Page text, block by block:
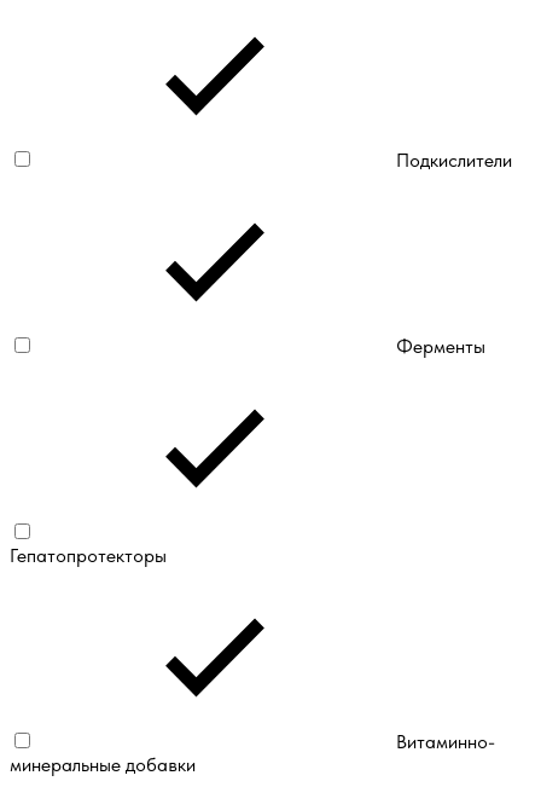
Подкислители
Ферменты
Гепатопротекторы
Витаминно-
минеральные добавки